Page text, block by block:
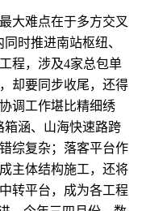
难点在于多方交叉
时推进南站枢纽、
程，涉及4家总包单
却要同步收尾，还得
调工作堪比精细绣
箱涵、山海快速路跨
综复杂；落客平台作
主体结构施工，还将
转平台，成为各工程